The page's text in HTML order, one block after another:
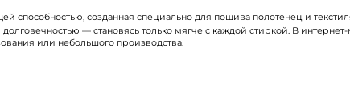
способностью, созданная специально для пошива полотенец и
— становясь только мягче с каждой стиркой. В интернет-
или небольшого производства.